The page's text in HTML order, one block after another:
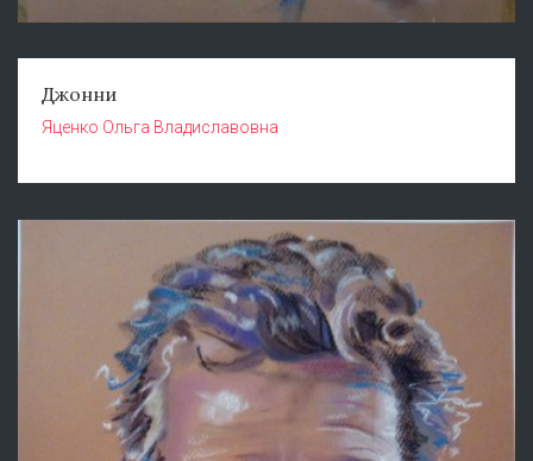
Джонни
Яценко Ольга Владиславовна